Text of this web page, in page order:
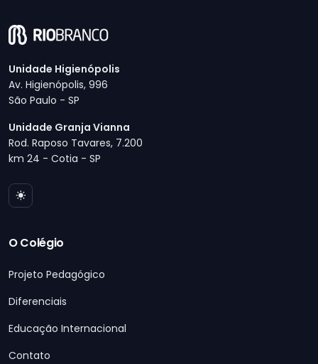
Unidade Higienópolis
Av. Higienópolis, 996
São Paulo - SP
Unidade Granja Vianna
Rod. Raposo Tavares, 7.200
km 24 - Cotia - SP
O Colégio
Projeto Pedagógico
Diferenciais
Educação Internacional
Contato